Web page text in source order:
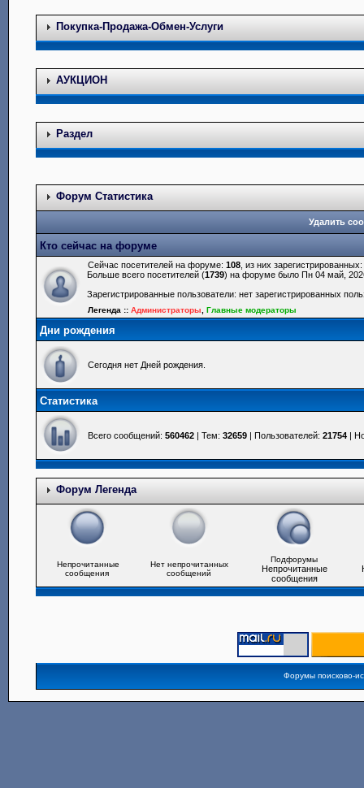
Покупка-Продажа-Обмен-Услуги
АУКЦИОН
Раздел
Форум Статистика
Удалить
Кто сейчас на форуме
Сейчас посетителей на форуме:108 , из них
Больше всего посетителей (1739) на форуме было Пн 04 май,
Зарегистрированные пользователи: нет зарегистрированных
Легенда ::Администраторы ,Главные модераторы
Дни рождения
Сегодня нет Дней рождения.
Статистика
Всего сообщений:560462 | Тем:32659 | Пользователей:21754 |
Форум Легенда
Непрочитанные
сообщения
Нет непрочитанных
сообщений
Подфорумы
Непрочитанные
сообщения
Форумы поисково-